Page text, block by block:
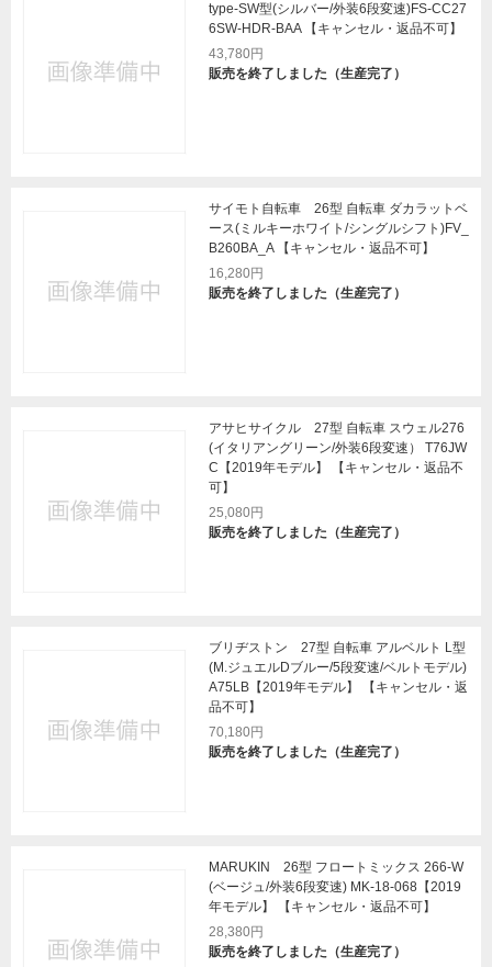
type-SW型(シルバー/外装6段変速)FS-CC27
6SW-HDR-BAA 【キャンセル・返品不可】
43,780円
販売を終了しました（生産完了）
サイモト自転車 26型 自転車 ダカラットベ
ース(ミルキーホワイト/シングルシフト)FV_
B260BA_A 【キャンセル・返品不可】
16,280円
販売を終了しました（生産完了）
アサヒサイクル 27型 自転車 スウェル276
(イタリアングリーン/外装6段変速） T76JW
C【2019年モデル】 【キャンセル・返品不
可】
25,080円
販売を終了しました（生産完了）
ブリヂストン 27型 自転車 アルベルト L型
(M.ジュエルDブルー/5段変速/ベルトモデル)
A75LB【2019年モデル】 【キャンセル・返
品不可】
70,180円
販売を終了しました（生産完了）
MARUKIN 26型 フロートミックス 266-W
(ベージュ/外装6段変速) MK-18-068【2019
年モデル】 【キャンセル・返品不可】
28,380円
販売を終了しました（生産完了）